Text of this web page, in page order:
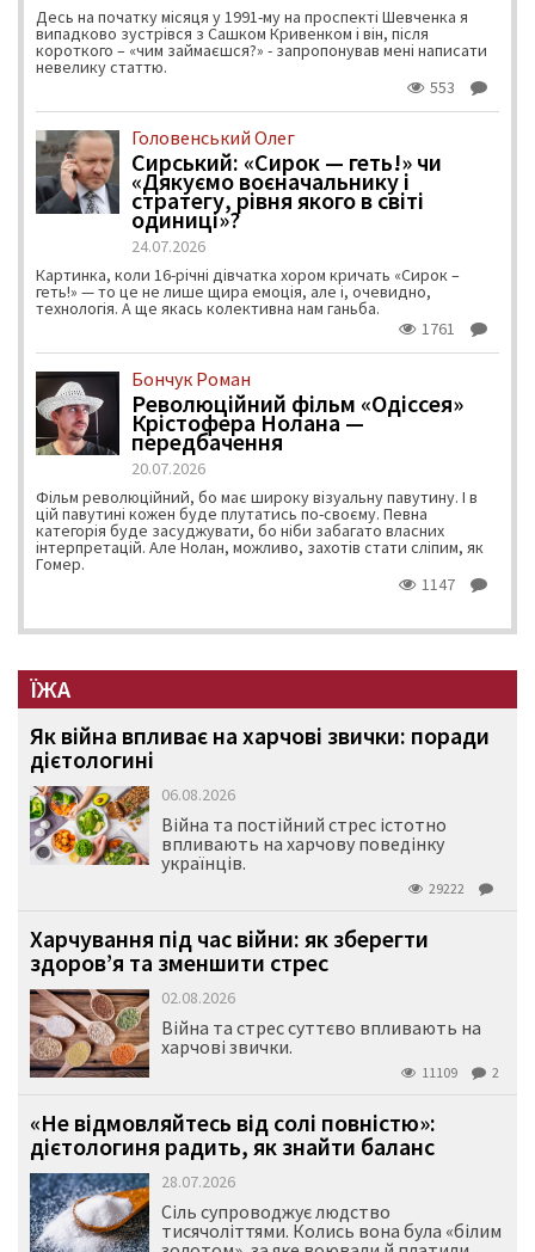
Десь на початку місяця у 1991-му на проспекті Шевченка я
випадково зустрівся з Сашком Кривенком і він, після
короткого – «чим займаєшся?» - запропонував мені написати
невелику статтю.
553
Головенський Олег
Сирський: «Сирок — геть!» чи
«Дякуємо воєначальнику і
стратегу, рівня якого в світі
одиниці»?
24.07.2026
Картинка, коли 16-річні дівчатка хором кричать «Сирок –
геть!» — то це не лише щира емоція, але і, очевидно,
технологія. А ще якась колективна нам ганьба.
1761
Бончук Роман
Революційний фільм «Одіссея»
Крістофера Нолана —
передбачення
20.07.2026
Фільм революційний, бо має широку візуальну павутину. І в
цій павутині кожен буде плутатись по-своєму. Певна
категорія буде засуджувати, бо ніби забагато власних
інтерпретацій. Але Нолан, можливо, захотів стати сліпим, як
Гомер.
1147
ЇЖА
Як війна впливає на харчові звички: поради
дієтологині
06.08.2026
Війна та постійний стрес істотно
впливають на харчову поведінку
українців.
29222
Харчування під час війни: як зберегти
здоров’я та зменшити стрес
02.08.2026
Війна та стрес суттєво впливають на
харчові звички.
11109 2
«Не відмовляйтесь від солі повністю»:
дієтологиня радить, як знайти баланс
28.07.2026
Сіль супроводжує людство
тисячоліттями. Колись вона була «білим